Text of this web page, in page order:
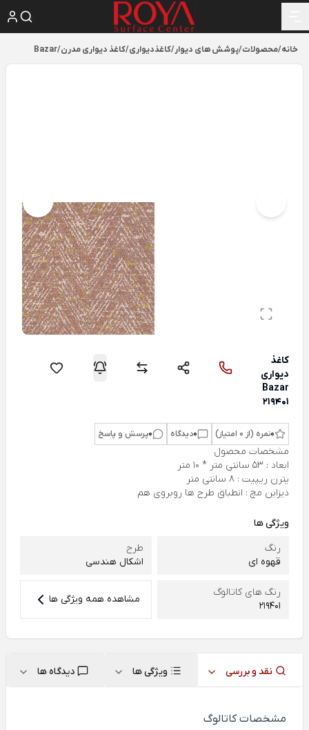
خانه/محصولات/پوشش های دیوار/کاغذدیواری/کاغذ دیواری مدرن/
Bazar
کاغذ
دیواری
Bazar
219401
0نمره (از 0 امتیاز) 0دیدگاه 0پرسش و پاسخ
مشخصات محصول
ابعاد : 53 سانتی متر * 10 متر
پترن ریپیت : 8 سانتی متر
دیزاین مچ : انطباق طرح ها روبروی هم
ویژگی ها
رنگ
قهوه ای
طرح
اشکال هندسی
رنگ های کاتالوگ
219401
مشاهده همه ویژگی ها
نقد و بررسی ویژگی ها دیدگاه ها
مشخصات کاتالوگ